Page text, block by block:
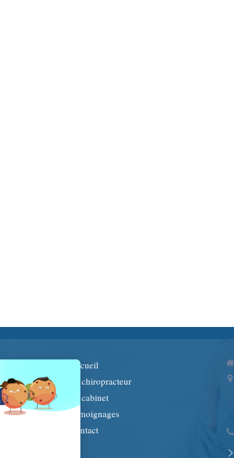
d'arnold,
? La
000
dispose
Sollet.
Accueil
Le chiropracteur
Le cabinet
Témoignages
Contact